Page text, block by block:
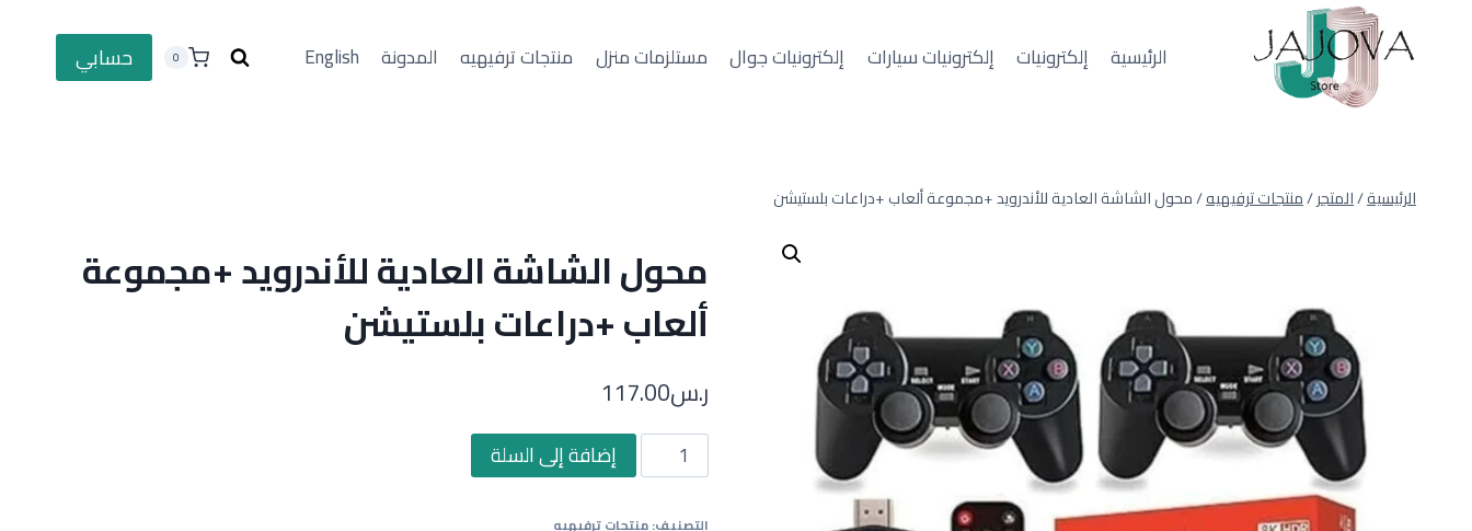
المحتوى
الرئيسية إلكترونيات إلكترونيات سيارات إلكترونيات جوال مستلزمات منزل منتجات ترفيهيه المدونة English
0 حسابي
الرئيسية/المتجر/منتجات ترفيهيه/محول الشاشة العادية للأندرويد +مجموعة ألعاب +دراعات بلستيشن
محول الشاشة العادية للأندرويد +مجموعة
ألعاب +دراعات بلستيشن
ر.س117.00
كمية
محول
إضافة إلى السلة
التصنيف:منتجات ترفيهيه